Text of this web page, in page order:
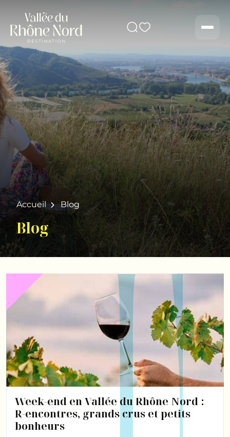
Rechercher
Accueil Blog
Blog
Week-end en Vallée du Rhône Nord :
R-encontres, grands crus et petits
bonheurs